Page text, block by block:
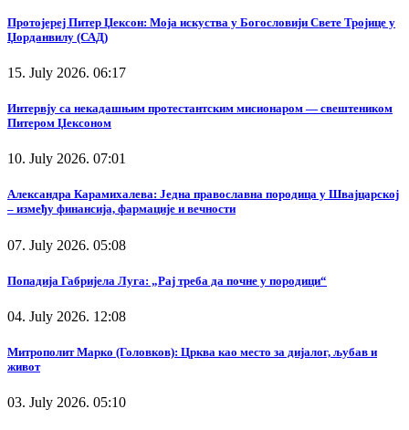
Протојереј Питер Џексон: Моја искуства у Богословији Свете Тројице у
Џорданвилу (САД)
15. July 2026. 06:17
Интервју са некадашњим протестантским мисионаром — свештеником
Питером Џексоном
10. July 2026. 07:01
Александра Карамихалева: Једна православна породица у Швајцарској
– између финансија, фармације и вечности
07. July 2026. 05:08
Попадија Габријела Луга: „Рај треба да почне у породици“
04. July 2026. 12:08
Митрополит Марко (Головков): Црква као место за дијалог, љубав и
живот
03. July 2026. 05:10